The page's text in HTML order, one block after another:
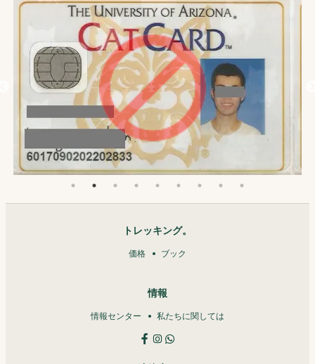
トレッキング。
価格 ブック
情報
情報センター 私たちに関しては